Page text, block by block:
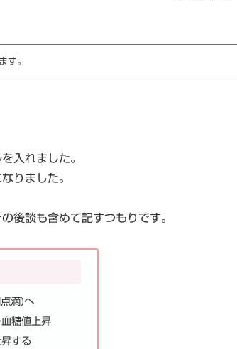
す。
入れました。
りました。
後談も含めて記すつもりです。
滴)へ
糖値上昇
する